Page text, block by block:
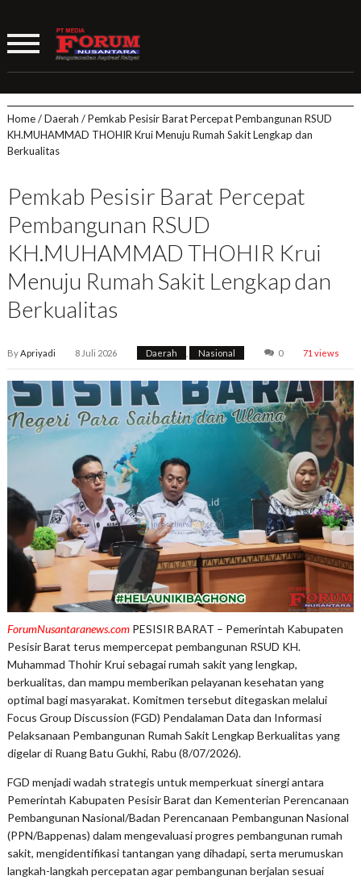
Home/Daerah /Pemkab Pesisir Barat Percepat Pembangunan RSUD
KH.MUHAMMAD THOHIR Krui Menuju Rumah Sakit Lengkap dan
Berkualitas
Pemkab Pesisir Barat Percepat
Pembangunan RSUD
KH.MUHAMMAD THOHIR Krui
Menuju Rumah Sakit Lengkap dan
Berkualitas
ByApriyadi 8 Juli 2026 Daerah Nasional 0 71 views
ForumNusantaranews.comPESISIR BARAT – Pemerintah Kabupaten
Pesisir Barat terus mempercepat pembangunan RSUD KH.
Muhammad Thohir Krui sebagai rumah sakit yang lengkap,
berkualitas, dan mampu memberikan pelayanan kesehatan yang
optimal bagi masyarakat. Komitmen tersebut ditegaskan melalui
Focus Group Discussion (FGD) Pendalaman Data dan Informasi
Pelaksanaan Pembangunan Rumah Sakit Lengkap Berkualitas yang
digelar di Ruang Batu Gukhi, Rabu (8/07/2026).
FGD menjadi wadah strategis untuk memperkuat sinergi antara
Pemerintah Kabupaten Pesisir Barat dan Kementerian Perencanaan
Pembangunan Nasional/Badan Perencanaan Pembangunan Nasional
(PPN/Bappenas) dalam mengevaluasi progres pembangunan rumah
sakit, mengidentifikasi tantangan yang dihadapi, serta merumuskan
langkah-langkah percepatan agar pembangunan berjalan sesuai